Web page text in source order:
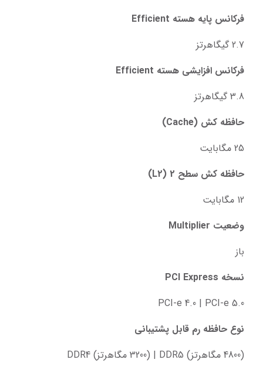
فرکانس پایه هسته Efficient
2.7 گیگاهرتز
فرکانس افزایشی هسته Efficient
3.8 گیگاهرتز
حافظه کش (Cache)
25 مگابایت
حافظه کش سطح 2 (L2)
12 مگابایت
وضعیت Multiplier
باز
نسخه PCI Express
PCI-e 4.0 | PCI-e 5.0
نوع حافظه رم قابل پشتیبانی
(4800 مگاهرتز) DDR5 | (3200 مگاهرتز) DDR4